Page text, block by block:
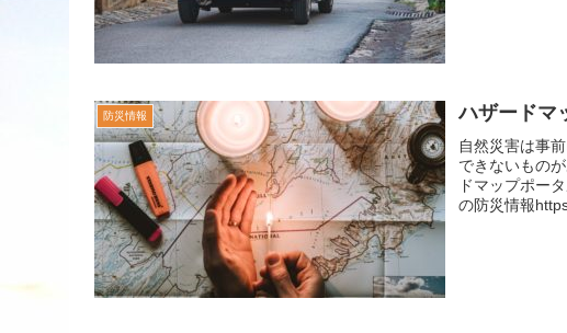
防災情報 ハザードマ
自然災害は事
できないもの
ドマップポー
の防災情報